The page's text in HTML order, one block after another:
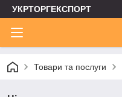
УКРТОРГЕКСПОРТ
Товари та послуги